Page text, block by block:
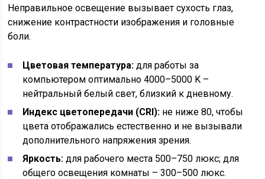
Неправильное освещение вызывает сухость глаз,
снижение контрастности изображения и головные
боли.
Цветовая температура: для работы за
компьютером оптимально 4000–5000 K –
нейтральный белый свет, близкий к дневному.
Индекс цветопередачи (CRI): не ниже 80, чтобы
цвета отображались естественно и не вызывали
дополнительного напряжения зрения.
Яркость: для рабочего места 500–750 люкс; для
общего освещения комнаты – 300–500 люкс.